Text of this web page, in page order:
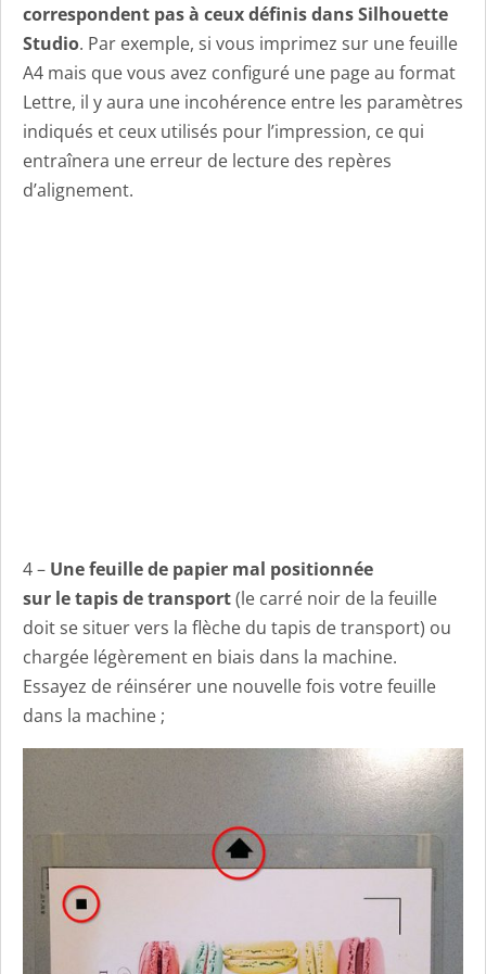
correspondent pas à ceux définis dans Silhouette
Studio. Par exemple, si vous imprimez sur une feuille
A4 mais que vous avez configuré une page au format
Lettre, il y aura une incohérence entre les paramètres
indiqués et ceux utilisés pour l’impression, ce qui
entraînera une erreur de lecture des repères
d’alignement.
4 – Une feuille de papier mal positionnée
sur le tapis de transport(le carré noir de la feuille
doit se situer vers la flèche du tapis de transport) ou
chargée légèrement en biais dans la machine.
Essayez de réinsérer une nouvelle fois votre feuille
dans la machine ;